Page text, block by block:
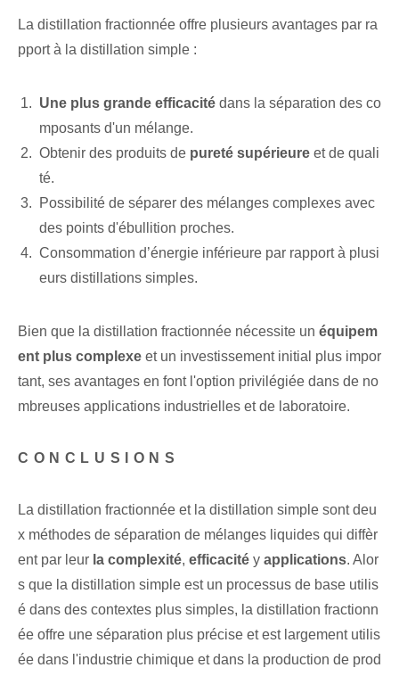
La distillation fractionnée offre plusieurs avantages par ra
pport à la distillation simple :
Une plus grande efficacité dans la⁤ séparation des ‌co
mposants d'un mélange.
Obtenir des produits de pureté supérieure et de quali
té.
Possibilité de séparer des mélanges complexes avec
des points d'ébullition proches.
Consommation d’énergie inférieure par rapport⁢ à plusi
eurs distillations simples.
Bien que la distillation fractionnée nécessite un équipem
ent plus complexe ​et un investissement initial plus impor
tant, ses avantages en font l'option privilégiée dans de no
mbreuses applications industrielles et de laboratoire.
CONCLUSIONS
La distillation fractionnée et la distillation simple sont deu
x méthodes de séparation de mélanges liquides qui diffèr
ent par leur la complexité, efficacité y applications. Alor
s que la distillation simple est un processus de base utilis
é dans des contextes plus simples, la distillation fractionn
ée offre une séparation plus précise et est largement utilis
ée dans l'industrie chimique et dans la production de prod